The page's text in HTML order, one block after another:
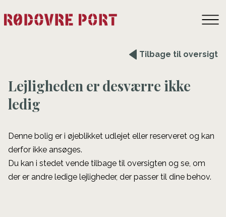
Tilbage til oversigt
Lejligheden er desværre ikke
ledig
Denne bolig er i øjeblikket udlejet eller reserveret og kan
derfor ikke ansøges.
Du kan i stedet vende tilbage til oversigten og se, om
der er andre ledige lejligheder, der passer til dine behov.